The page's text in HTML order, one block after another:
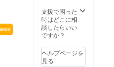
支援で困った
時はどこに相
談したらいい
ですか？
ヘルプページを
見る